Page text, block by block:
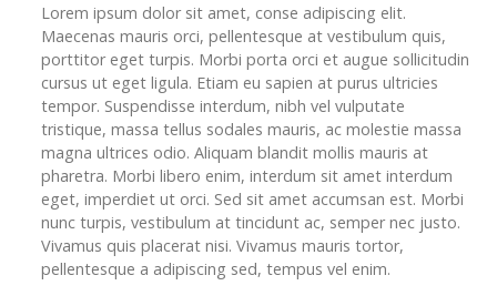
Lorem ipsum dolor sit amet, conse adipiscing elit.
Maecenas mauris orci, pellentesque at vestibulum quis,
porttitor eget turpis. Morbi porta orci et augue sollicitudin
cursus ut eget ligula. Etiam eu sapien at purus ultricies
tempor. Suspendisse interdum, nibh vel vulputate
tristique, massa tellus sodales mauris, ac molestie massa
magna ultrices odio. Aliquam blandit mollis mauris at
pharetra. Morbi libero enim, interdum sit amet interdum
eget, imperdiet ut orci. Sed sit amet accumsan est. Morbi
nunc turpis, vestibulum at tincidunt ac, semper nec justo.
Vivamus quis placerat nisi. Vivamus mauris tortor,
pellentesque a adipiscing sed, tempus vel enim.